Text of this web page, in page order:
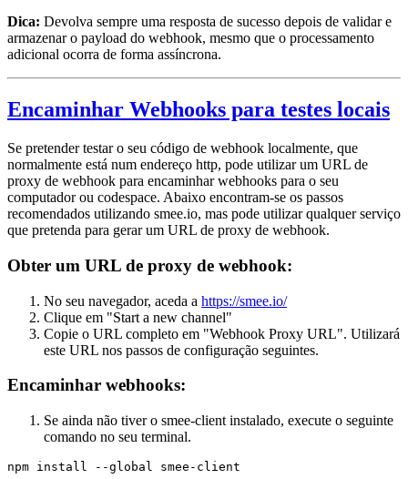
Dica: Devolva sempre uma resposta de sucesso depois de validar e
armazenar o payload do webhook, mesmo que o processamento
adicional ocorra de forma assíncrona.
Encaminhar Webhooks para testes locais
Se pretender testar o seu código de webhook localmente, que
normalmente está num endereço http, pode utilizar um URL de
proxy de webhook para encaminhar webhooks para o seu
computador ou codespace. Abaixo encontram-se os passos
recomendados utilizando smee.io, mas pode utilizar qualquer serviço
que pretenda para gerar um URL de proxy de webhook.
Obter um URL de proxy de webhook:
No seu navegador, aceda a https://smee.io/
Clique em "Start a new channel"
Copie o URL completo em "Webhook Proxy URL". Utilizará
este URL nos passos de configuração seguintes.
Encaminhar webhooks:
Se ainda não tiver o smee-client instalado, execute o seguinte
comando no seu terminal.
npm install --global smee-client